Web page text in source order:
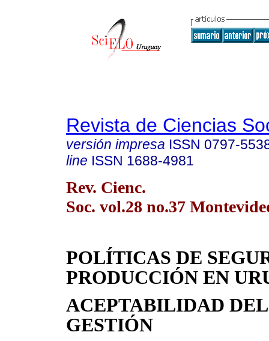
Revista de Ciencias
versión impresa ISSN 0797-
line ISSN 1688-4981
Rev. Cienc.
Soc. vol.28 no.37
POLÍTICAS DE
PRODUCCIÓN EN
ACEPTABILIDAD
GESTIÓN